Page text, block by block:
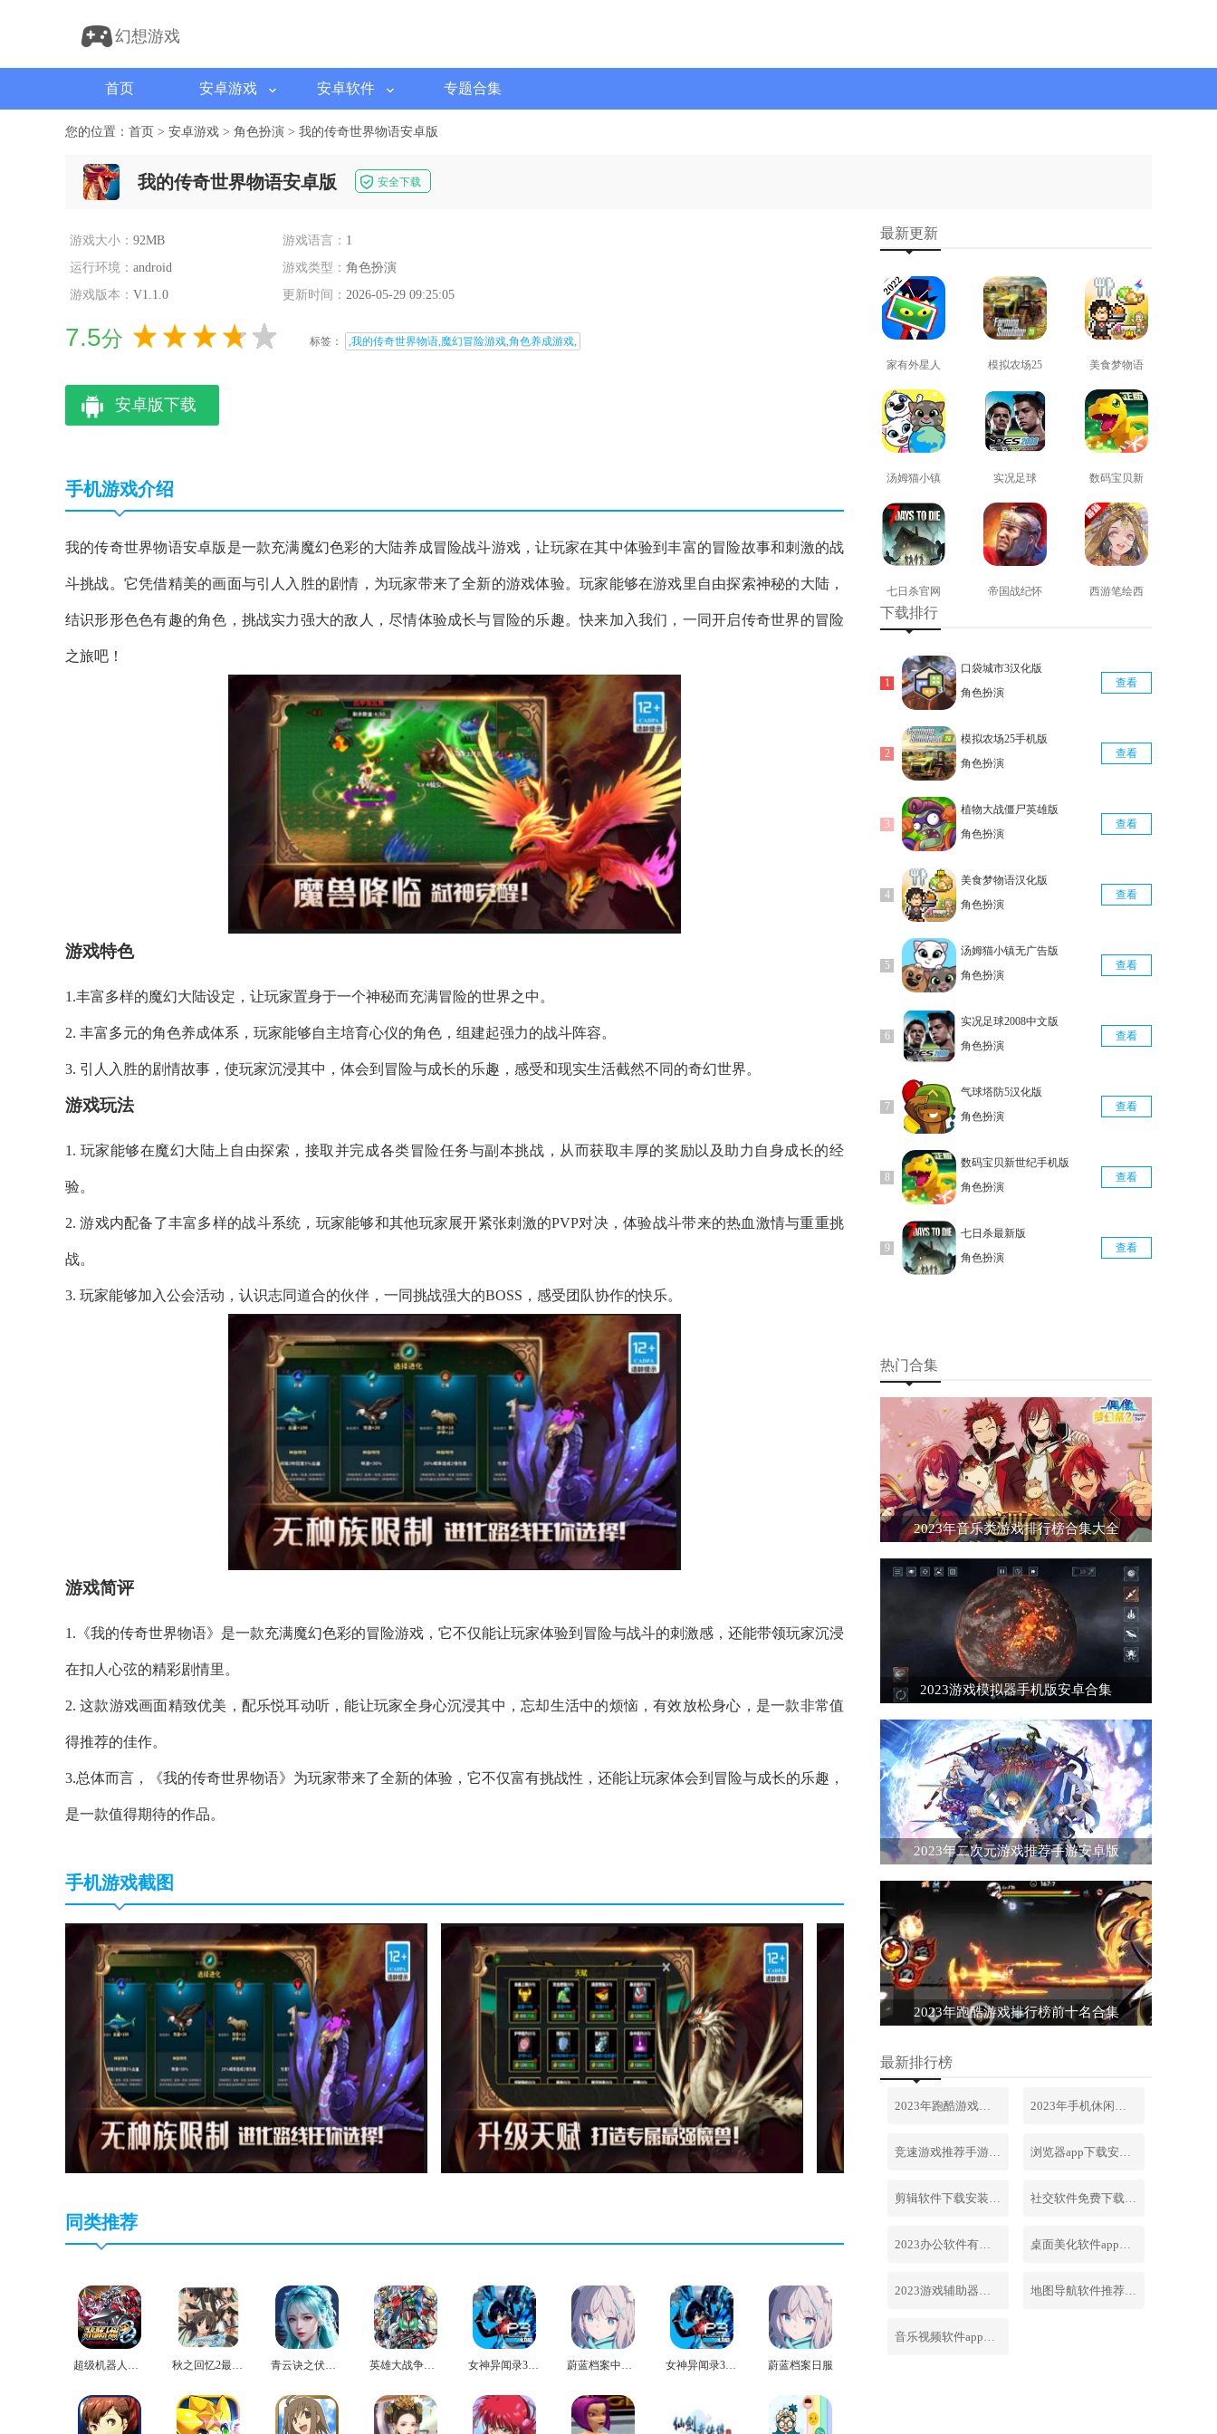
幻想游戏
首页 安卓游戏 安卓软件 专题合集
您的位置： 首页 > 安卓游戏 > 角色扮演 > 我的传奇世界物语安卓版
我的传奇世界物语安卓版 安全下载
游戏大小： 92MB 游戏语言： 1
运行环境： android 游戏类型： 角色扮演
游戏版本： V1.1.0 更新时间： 2026-05-29 09:25:05
7.5分 标签： ,我的传奇世界物语,魔幻冒险游戏,角色养成游戏,
安卓版下载
手机游戏介绍
我的传奇世界物语安卓版是一款充满魔幻色彩的大陆养成冒险战斗游戏，让玩家在其中体验到丰富的冒险故事和刺激的战
斗挑战。它凭借精美的画面与引人入胜的剧情，为玩家带来了全新的游戏体验。玩家能够在游戏里自由探索神秘的大陆，
结识形形色色有趣的角色，挑战实力强大的敌人，尽情体验成长与冒险的乐趣。快来加入我们，一同开启传奇世界的冒险
之旅吧！
游戏特色
1.丰富多样的魔幻大陆设定，让玩家置身于一个神秘而充满冒险的世界之中。
2. 丰富多元的角色养成体系，玩家能够自主培育心仪的角色，组建起强力的战斗阵容。
3. 引人入胜的剧情故事，使玩家沉浸其中，体会到冒险与成长的乐趣，感受和现实生活截然不同的奇幻世界。
游戏玩法
1. 玩家能够在魔幻大陆上自由探索，接取并完成各类冒险任务与副本挑战，从而获取丰厚的奖励以及助力自身成长的经
验。
2. 游戏内配备了丰富多样的战斗系统，玩家能够和其他玩家展开紧张刺激的PVP对决，体验战斗带来的热血激情与重重挑
战。
3. 玩家能够加入公会活动，认识志同道合的伙伴，一同挑战强大的BOSS，感受团队协作的快乐。
游戏简评
1.《我的传奇世界物语》是一款充满魔幻色彩的冒险游戏，它不仅能让玩家体验到冒险与战斗的刺激感，还能带领玩家沉浸
在扣人心弦的精彩剧情里。
2. 这款游戏画面精致优美，配乐悦耳动听，能让玩家全身心沉浸其中，忘却生活中的烦恼，有效放松身心，是一款非常值
得推荐的佳作。
3.总体而言，《我的传奇世界物语》为玩家带来了全新的体验，它不仅富有挑战性，还能让玩家体会到冒险与成长的乐趣，
是一款值得期待的作品。
手机游戏截图
同类推荐
秋之回忆2最新版 青云诀之伏魔最新版 英雄大战争极限官方版 女神异闻录3免费版 女神异闻录3安卓版 蔚蓝档案日服
最新更新
家有外星人
免费版
查看
模拟农场25
免费版
查看
美食梦物语
正版
查看
汤姆猫小镇
免费版
查看
实况足球
2008安卓版
查看
数码宝贝新
世纪免费版
查看
七日杀官网
版
查看
帝国战纪怀
西游笔绘西
下载排行
口袋城市3汉化版
角色扮演
查看
模拟农场25手机版
角色扮演
查看
植物大战僵尸英雄版
角色扮演
查看
美食梦物语汉化版
角色扮演
查看
汤姆猫小镇无广告版
角色扮演
查看
实况足球2008中文版
角色扮演
查看
气球塔防5汉化版
角色扮演
查看
数码宝贝新世纪手机版
角色扮演
查看
七日杀最新版
角色扮演
查看
热门合集
2023年音乐类游戏排行榜合集大全
2023游戏模拟器手机版安卓合集
2023年二次元游戏推荐手游安卓版
2023年跑酷游戏排行榜前十名合集
最新排行榜
2023年跑酷游戏排行榜前十名合集 2023年手机休闲游戏排行榜前十名
竞速游戏推荐手游排行榜最新2023 浏览器app下载安装免费官网
剪辑软件下载安装免费手机版 社交软件免费下载安装大全最新
2023办公软件有哪些合集软件 桌面美化软件app下载安卓版
2023游戏辅助器软件大全免费 地图导航软件推荐下载安装手机版
音乐视频软件app下载安装免费